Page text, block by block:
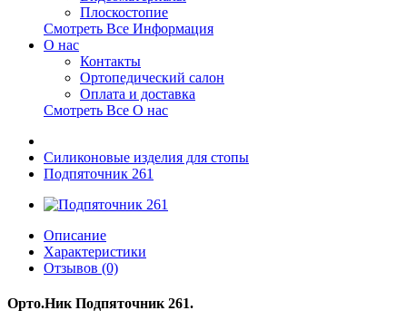
Плоскостопие
Смотреть Все Информация
О нас
Контакты
Ортопедический салон
Оплата и доставка
Смотреть Все О нас
Силиконовые изделия для стопы
Подпяточник 261
Описание
Характеристики
Отзывов (0)
Орто.Ник Подпяточник 261.